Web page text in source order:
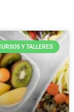
Y TALLERES